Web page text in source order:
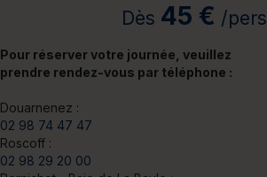
Dès 45 € /pers
Pour réserver votre journée, veuillez
prendre rendez-vous par téléphone :
Douarnenez :
02 98 74 47 47
Roscoff :
02 98 29 20 00